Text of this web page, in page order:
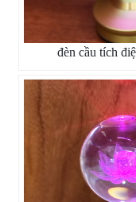
đèn cầu tích